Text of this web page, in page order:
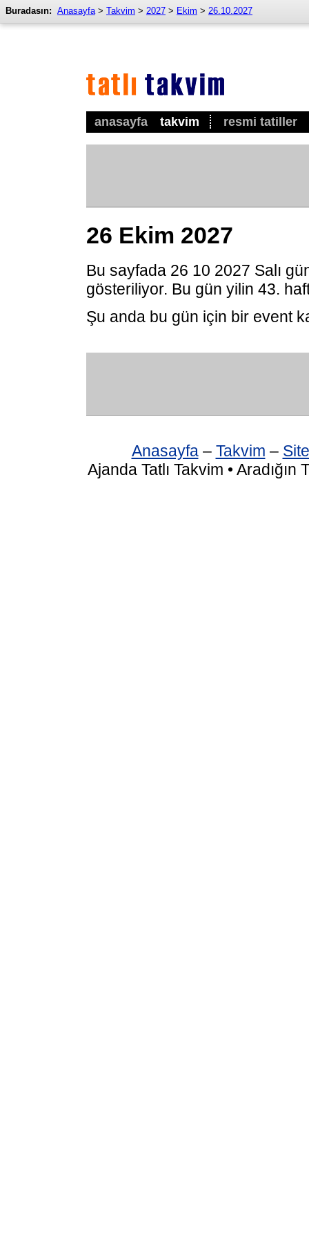
anasayfa takvim resmi tatiller
Buradasın: Anasayfa> Takvim > 2027 > Ekim > 26.10.2027
26 Ekim 2027
Bu sayfada 26 10 2027 Salı
gösteriliyor. Bu gün yilin 43.
Şu anda bu gün için bir event
Anasayfa– Takvim –
Ajanda Tatlı Takvim •